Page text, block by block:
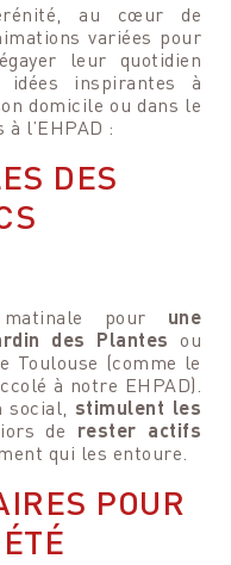
au cœur de
variées pour
leur quotidien
idées inspirantes à
domicile ou dans le
l’EHPAD :
DES
pour une
des Plantes ou
Toulouse (comme le
à notre EHPAD).
social, stimulent les
de rester actifs
qui les entoure.
POUR
vous devez
de confidentialité
vous devez
de confidentialité